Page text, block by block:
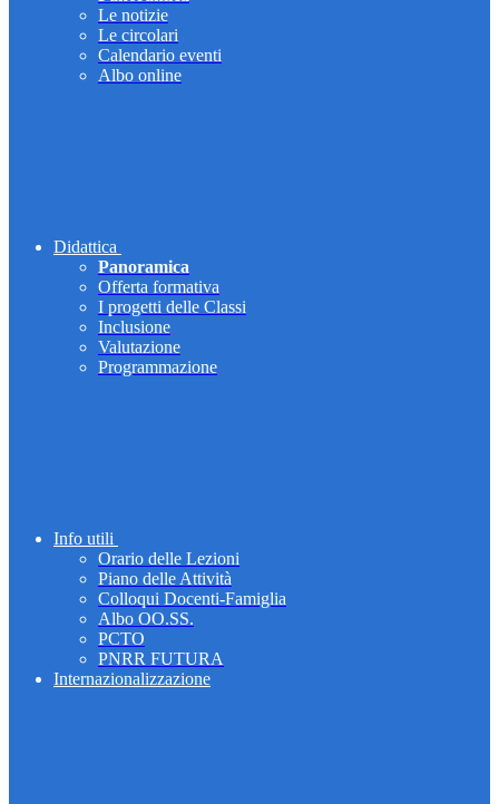
Le notizie
Le circolari
Calendario eventi
Albo online
Didattica
Panoramica
Offerta formativa
I progetti delle Classi
Inclusione
Valutazione
Programmazione
Info utili
Orario delle Lezioni
Piano delle Attività
Colloqui Docenti-Famiglia
Albo OO.SS.
PCTO
PNRR FUTURA
Internazionalizzazione